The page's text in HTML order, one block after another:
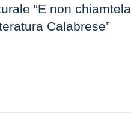
“E non
Calabrese”